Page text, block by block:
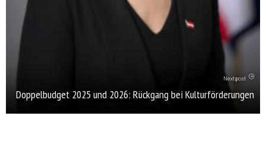
Next post
Doppelbudget 2025 und 2026: Rückgang bei Kulturförderungen